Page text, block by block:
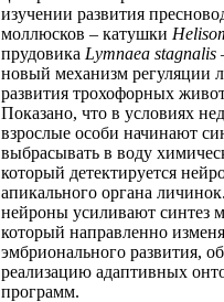
изучении развития
моллюсков – катушки
прудовика Lymnaea stagnalis
новый механизм регуляции
развития трохофорных
Показано, что в условиях
взрослые особи начинают
выбрасывать в воду
который детектируется
апикального органа
нейроны усиливают синтез
который направленно
эмбрионального развития,
реализацию адаптивных
программ.